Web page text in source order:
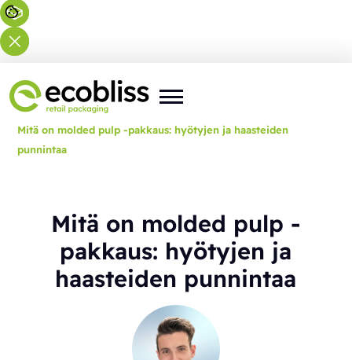
Olet täällä: Etusivu
Mitä on molded pulp -pakkaus: hyötyjen ja haasteiden
punnintaa
Mitä on molded pulp -
pakkaus: hyötyjen ja
haasteiden punnintaa